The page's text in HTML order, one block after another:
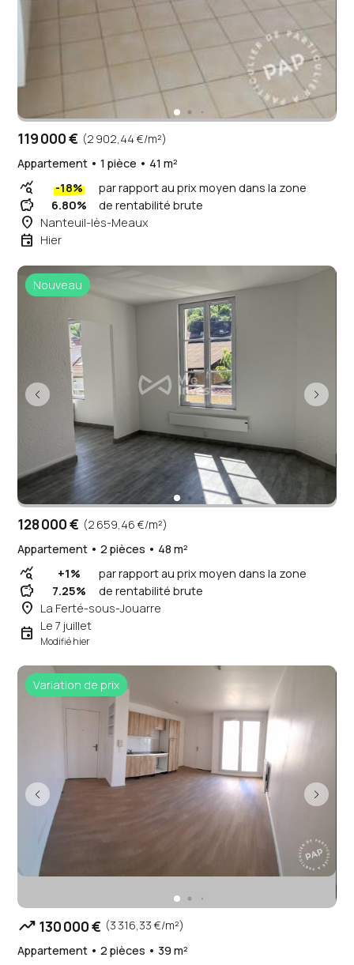
119 000 € (2 902,44 €/m²)
Appartement • 1 pièce • 41 m²
query_stats -18% par rapport au prix moyen dans la zone
savings 6.80% de rentabilité brute
place Nanteuil-lès-Meaux
event Hier
Nouveau
128 000 € (2 659,46 €/m²)
Appartement • 2 pièces • 48 m²
query_stats +1% par rapport au prix moyen dans la zone
savings 7.25% de rentabilité brute
place La Ferté-sous-Jouarre
event Le 7 juillet
Modifié hier
Variation de prix
trending_up 130 000 € (3 316,33 €/m²)
Appartement • 2 pièces • 39 m²